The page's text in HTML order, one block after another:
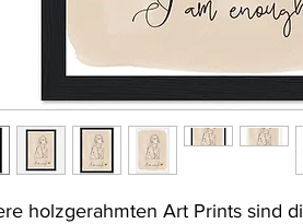
holzgerahmten Art Prints sind